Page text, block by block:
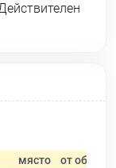
място от общо